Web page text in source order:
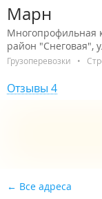
Марн
Многопрофильная
район "Снеговая",
Грузоперевозки •
Отзывы 4
Все адреса